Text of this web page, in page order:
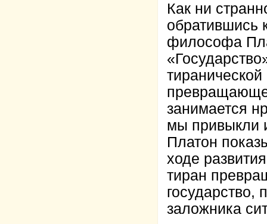
Как ни
обратившись
философа
занимается
мы привыкли
Платон
ходе
тиран
государство,
заложника